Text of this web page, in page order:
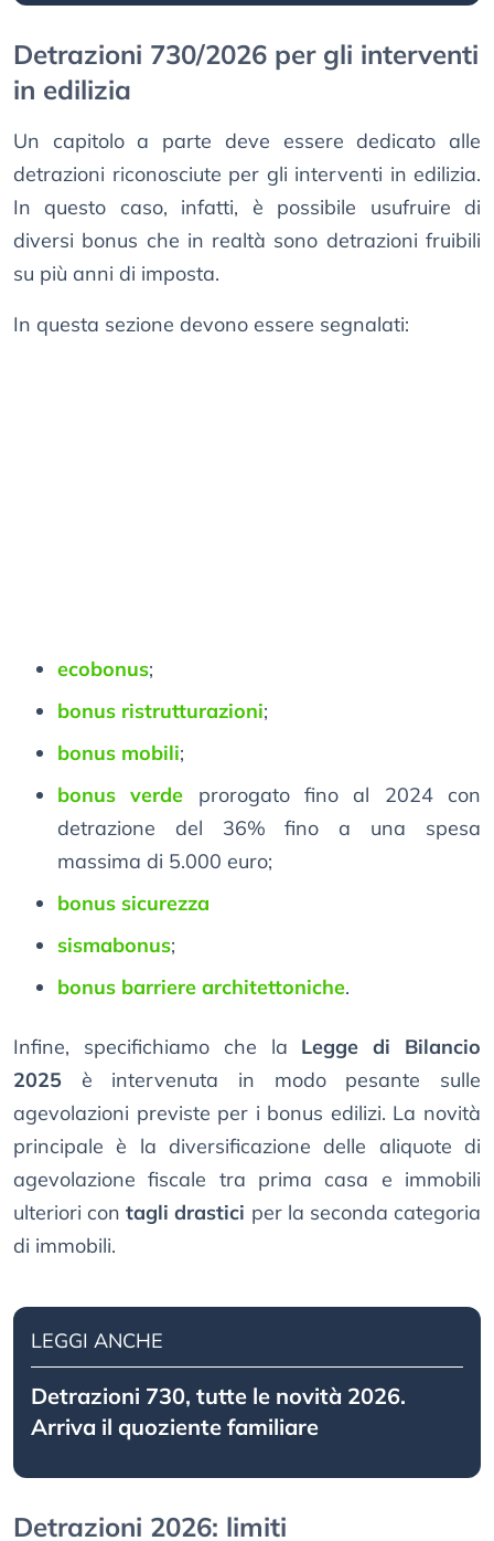
Detrazioni 730/2026 per gli interventi
in edilizia
Un capitolo a parte deve essere dedicato alle
detrazioni riconosciute per gli interventi in edilizia.
In questo caso, infatti, è possibile usufruire di
diversi bonus che in realtà sono detrazioni fruibili
su più anni di imposta.
In questa sezione devono essere segnalati:
ecobonus;
bonus ristrutturazioni;
bonus mobili;
bonus verde prorogato fino al 2024 con
detrazione del 36% fino a una spesa
massima di 5.000 euro;
bonus sicurezza
sismabonus;
bonus barriere architettoniche.
Infine, specifichiamo che la Legge di Bilancio
2025 è intervenuta in modo pesante sulle
agevolazioni previste per i bonus edilizi. La novità
principale è la diversificazione delle aliquote di
agevolazione fiscale tra prima casa e immobili
ulteriori contagli drastici per la seconda categoria
di immobili.
LEGGI ANCHE
Detrazioni 730, tutte le novità 2026.
Arriva il quoziente familiare
Detrazioni 2026: limiti